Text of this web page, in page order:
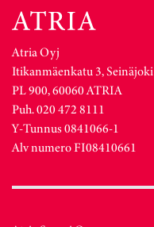
Atria Oyj
Itikanmäenkatu 3, Seinäjoki
PL 900, 60060 ATRIA
Puh. 020 472 8111
Y-Tunnus 0841066-1
Alv numero FI08410661